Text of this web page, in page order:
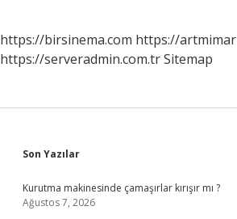
https://birsinema.com https://
https://serveradmin.com.trSitemap
Sidebar
Son Yazılar
Kurutma makinesinde çamaşırlar kırışır mı ?
Ağustos 7, 2026